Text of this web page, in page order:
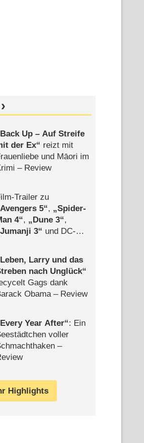
Back Up – Auf Streife
der Ex
reizt mit
und Māori im
– Review
Trailer zu
Avengers 5 ,
Spider-
4 , Dune 3 ,
Jumanji 3
und DC-
Leben, Larry und das
nach Unglück
Gags dank
Obama – Review
Every Year After : Ein
voller
–
Highlights